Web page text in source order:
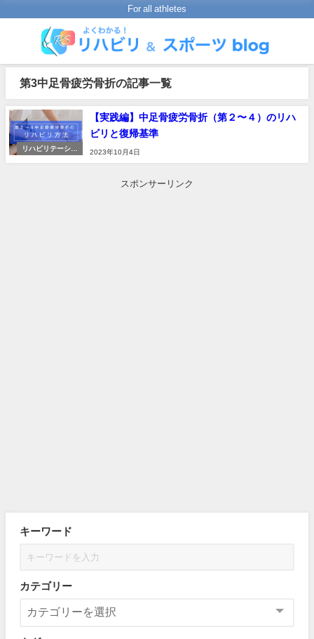
For all athletes
第3中足骨疲労骨折の記事一覧
リハビリテーショ
【実践編】中足骨疲労骨折（第２〜４）のリハ
ビリと復帰基準
2023年10月4日
スポンサーリンク
キーワード
カテゴリー